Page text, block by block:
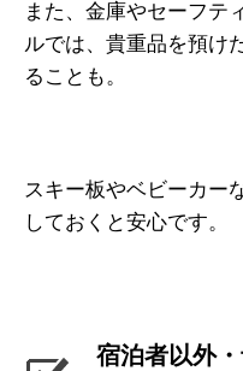
また、金庫やセーフテ
ルでは、貴重品を預け
ることも。
スキー板やベビーカー
しておくと安心です。
宿泊者以外